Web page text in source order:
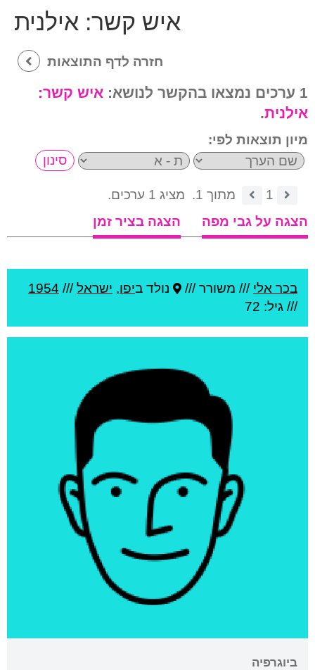
איש קשר: אילנית
חזרה לדף התוצאות
1 ערכים נמצאו בהקשר לנושא:
איש קשר:
אילנית.
מיון תוצאות לפי:
1 מתוך 1.
מציג 1 ערכים.
הצגה על גבי מפה
הצגה בציר זמן
בכר אלי /// משורר /// נולד ביפו, ישראל///
1954
/// גיל: 72
ביוגרפיה